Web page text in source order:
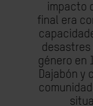
impacto
final era
desastres
género en
Dajabón y